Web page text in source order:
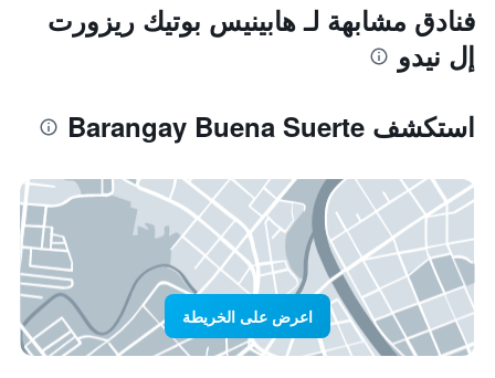
فنادق مشابهة لـ هابينيس بوتيك ريزورت
إل نيدو
استكشف Barangay Buena Suerte
اعرض على الخريطة